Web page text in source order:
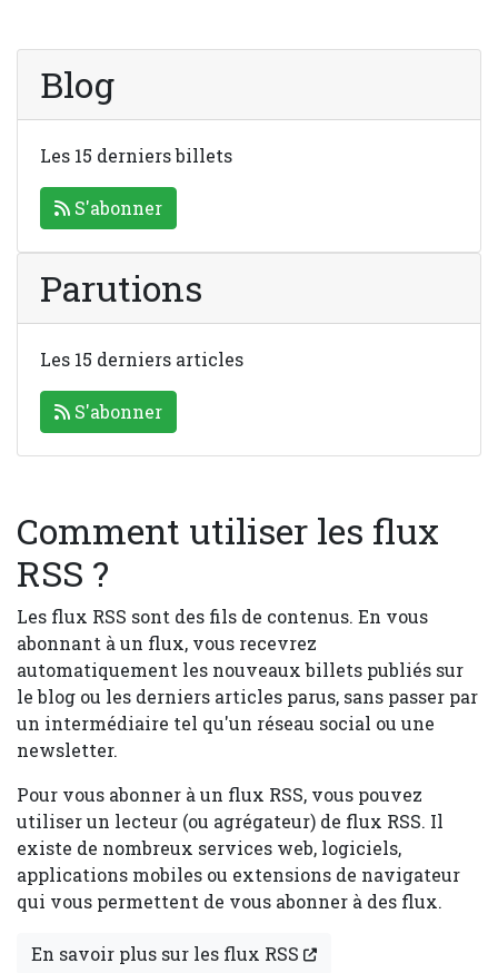
Blog
Les 15 derniers billets
S'abonner
Parutions
Les 15 derniers articles
S'abonner
Comment utiliser les flux
RSS ?
Les flux RSS sont des fils de contenus. En vous
abonnant à un flux, vous recevrez
automatiquement les nouveaux billets publiés sur
le blog ou les derniers articles parus, sans passer par
un intermédiaire tel qu'un réseau social ou une
newsletter.
Pour vous abonner à un flux RSS, vous pouvez
utiliser un lecteur (ou agrégateur) de flux RSS. Il
existe de nombreux services web, logiciels,
applications mobiles ou extensions de navigateur
qui vous permettent de vous abonner à des flux.
En savoir plus sur les flux RSS